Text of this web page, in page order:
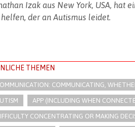
Izak aus New York, USA, hat
der an Autismus leidet.
THEMEN
COMMUNICATING,
APP (INCLUDING WHEN
CONCENTRATING OR MAKING